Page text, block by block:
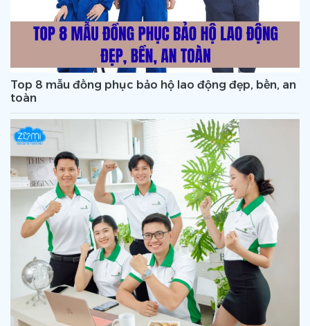
Top 8 mẫu đồng phục bảo hộ lao động đẹp, bền, an
toàn